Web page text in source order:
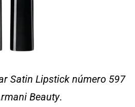
Satin Lipstick número 597
Beauty.